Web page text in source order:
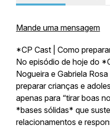
Mande uma mensagem
*CP Cast | Como
No episódio de hoje do
Nogueira e Gabriela
preparar crianças e
apenas para “tirar boas
*bases sólidas* que
relacionamentos e